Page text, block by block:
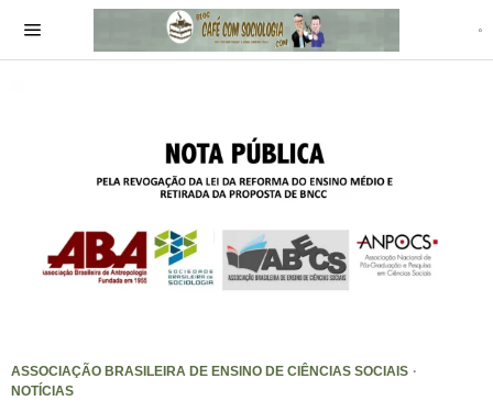
ASSOCIAÇÃO BRASILEIRA DE ENSINO DE CIÊNCIAS SOCIAIS ·
NOTÍCIAS